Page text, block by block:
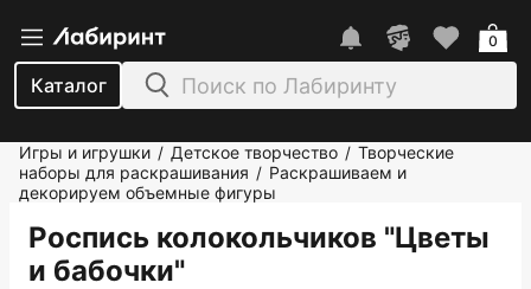
Каталог
0
Игры и игрушки / Детское творчество / Творческие
наборы для раскрашивания / Раскрашиваем и
декорируем объемные фигуры
Роспись колокольчиков "Цветы
и бабочки"